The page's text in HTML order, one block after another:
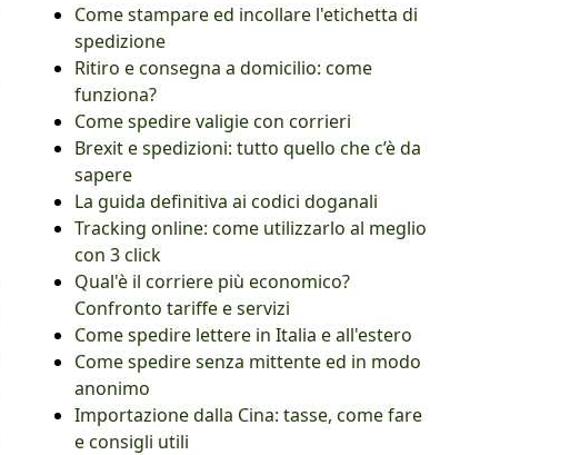
Come stampare ed incollare l'etichetta di
spedizione
Ritiro e consegna a domicilio: come
funziona?
Come spedire valigie con corrieri
Brexit e spedizioni: tutto quello che c’è da
sapere
La guida definitiva ai codici doganali
Tracking online: come utilizzarlo al meglio
con 3 click
Qual'è il corriere più economico?
Confronto tariffe e servizi
Come spedire lettere in Italia e all'estero
Come spedire senza mittente ed in modo
anonimo
Importazione dalla Cina: tasse, come fare
e consigli utili